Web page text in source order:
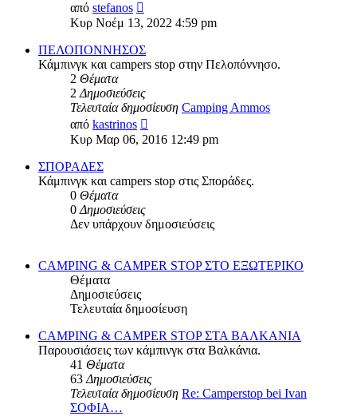
από stefanos
της
δημοσίευσης
Κυρ Νοέμ 13, 2022 4:59 pm
ΠΕΛΟΠΟΝΝΗΣΟΣ
Κάμπινγκ και campers stop στην Πελοπόννησο.
2 Θέματα
2Δημοσιεύσεις
Τελευταία δημοσίευση Camping Ammos
από kastrinos
της
Κυρ Μαρ 06, 2016 12:49 pm
ΣΠΟΡΑΔΕΣ
Κάμπινγκ και campers stop στις Σποράδες.
0 Θέματα
0Δημοσιεύσεις
Δεν υπάρχουν δημοσιεύσεις
CAMPING & CAMPER STOP ΣΤΟ ΕΞΩΤΕΡΙΚΟ
Θέματα
Δημοσιεύσεις
Τελευταία δημοσίευση
CAMPING & CAMPER STOP ΣΤΑ ΒΑΛΚΑΝΙΑ
Παρουσιάσεις των κάμπινγκ στα Βαλκάνια.
41 Θέματα
63Δημοσιεύσεις
Τελευταία δημοσίευση Re: Camperstop bei Ivan
ΣΟΦΙΑ…